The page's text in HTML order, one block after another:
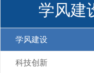
学风建
学风建设
科技创新